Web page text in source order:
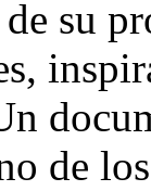
su
de